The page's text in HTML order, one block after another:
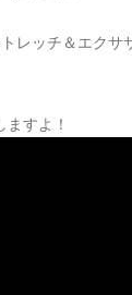
レッチ＆エクサ
すよ！